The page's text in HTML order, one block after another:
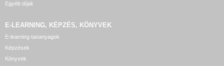
Egyéb díjak
E-LEARNING, KÉPZÉS, KÖNYVEK
E-learning tananyagok
Képzések
Könyvek